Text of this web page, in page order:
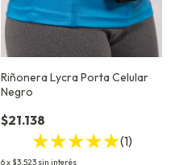
Riñonera Lycra Porta Celular
Negro
$21.138
(1)
6x $3.523 sin interés